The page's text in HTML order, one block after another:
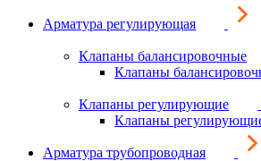
Арматура регулирующая
Клапаны балансировочные
Клапаны
Клапаны регулирующие
Клапаны
Арматура трубопроводная